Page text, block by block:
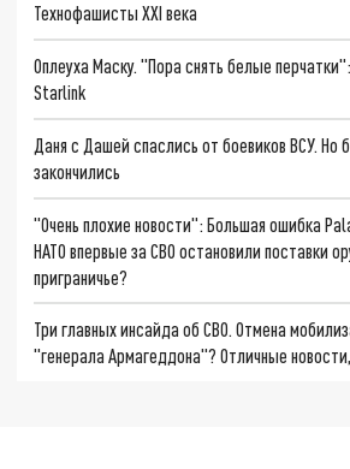
Технофашисты XXI века
Оплеуха Маску. "Пора снять белые
Starlink
Даня с Дашей спаслись от боевиков ВСУ.
закончились
"Очень плохие новости": Большая ошибка
НАТО впервые за СВО остановили поставки
приграничье?
Три главных инсайда об СВО. Отмена
"генерала Армагеддона"? Отличные